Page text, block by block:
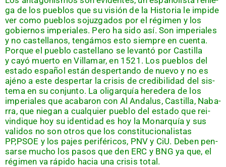
ga de los pue­blos que su visión de la His­to­ria le impi­de
ver como pue­blos sojuz­ga­dos por el régi­men y los
gobier­nos impe­ria­les. Pero ha sido así. Son impe­ria­les
y no cas­te­lla­nos, ten­gá­mos esto siem­pre en cuen­ta.
Por­que el pue­blo cas­te­llano se levan­tó por Cas­ti­lla
y cayó muer­to en Villa­mar, en 1521. Los pue­blos del
esta­do espa­ñol están des­per­tan­do de nue­vo y no es
ajéno a este des­per­tar la cri­sis de cre­di­bi­li­dad del sis­
te­ma en su con­jun­to. La oli­gar­quía here­de­ra de los
impe­ria­les que aca­ba­ron con Al Anda­lus, Cas­ti­lla, Naba­
rra, que nie­gan a cual­quier pue­blo del esta­do que rei­
vin­di­que hoy su iden­ti­dad es hoy la Monar­quía y sus
vali­dos no son otros que los cons­ti­tu­cio­na­lis­tas
PP,PSOE y los pajes peri­fé­ri­cos, PNV y CiU. Deben pen­
sar­se mucho los pasos que den ERC y BNG ya que, el
régi­men va rápi­do hacia una cri­sis total.